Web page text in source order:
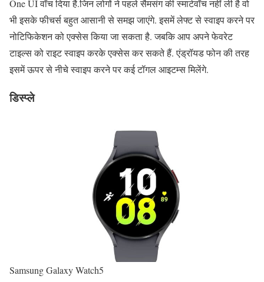
One UI वॉच दिया है.जिन लोगों ने पहले सैमसंग की स्मार्टवॉच नहीं ली है वो
भी इसके फीचर्स बहुत आसानी से समझ जाएंगे. इसमें लेफ्ट से स्वाइप करने पर
नोटिफिकेशन को एक्सेस किया जा सकता है. जबकि आप अपने फेवरेट
टाइल्स को राइट स्वाइप करके एक्सेस कर सकते हैं. एंड्रॉयड फोन की तरह
इसमें ऊपर से नीचे स्वाइप करने पर कई टॉगल आइटम्स मिलेंगे.
डिस्प्ले
Samsung Galaxy Watch5